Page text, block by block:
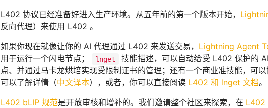
L402 协议已经准备好进入生产环境。从五年前的第一个版本开始，
反向代理）来使用 L402 。
如果你现在就像让你的 AI 代理通过 L402 来发送交易， Lightning Agent
用于运行一个闪电节点；
lnget 技能描述，可以自动给受 L402 保护的
点、并通过马卡龙烘培实现受限制证书的管理；还有一个商业准技能，可
可以了解详情（中文译本），或者，你可以直接阅读 L402 和 lnget 文档。
L402 bLIP 规范是开放审核和增补的。我们邀请整个社区来探索，在 L402